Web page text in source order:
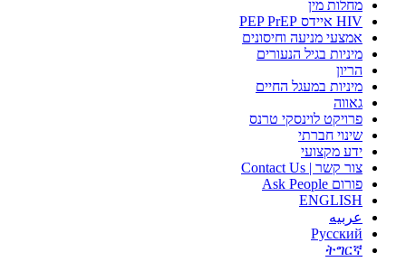
מחלות מין
HIV איידס PEP PrEP
אמצעי מניעה וחיסונים
מיניות בגיל הנעורים
הריון
מיניות במעגל החיים
גאווה
פרויקט לוינסקי טרנס
שינוי חברתי
ידע מקצועי
צור קשר | Contact Us
פורום Ask People
ENGLISH
عربيه
Русский
ትግርኛ